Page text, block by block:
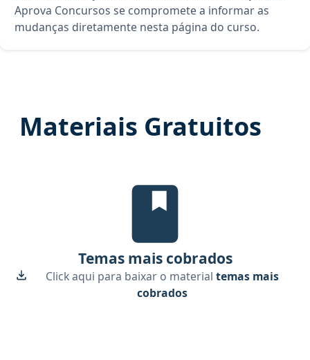
Aprova Concursos se compromete a informar as
mudanças diretamente nesta página do curso.
Materiais Gratuitos
Temas mais cobrados, material
Temas mais cobrados
Click aqui para baixar o material temas mais
cobrados